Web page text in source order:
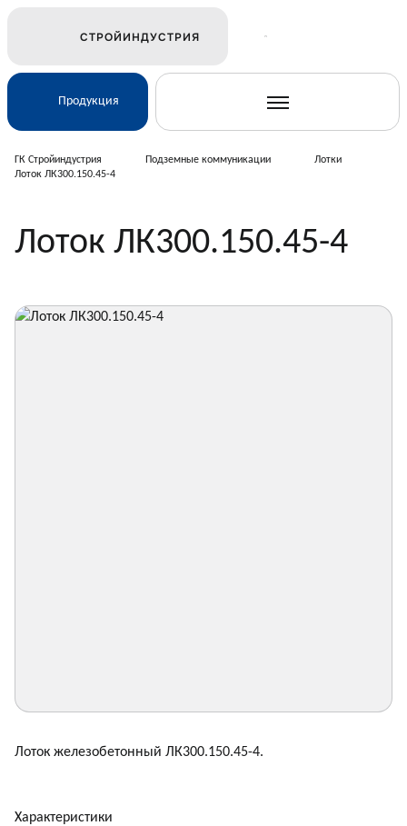
СТРОЙИНДУСТРИЯ
Продукция
Электросетевое строительство
ГК Стройиндустрия Подземные коммуникации
Лотки
Лоток ЛК300.150.45-4
Лоток ЛК300.150.45-4
Лоток железобетонный ЛК300.150.45-4.
Характеристики